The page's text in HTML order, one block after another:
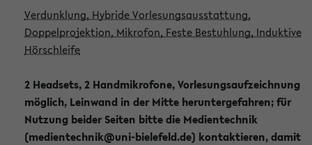
Verdunklung, Hybride Vorlesungsausstattung,
Doppelprojektion, Mikrofon, Feste Bestuhlung, Induktive
Hörschleife
2 Headsets, 2 Handmikrofone, Vorlesungsaufzeichnung
möglich, Leinwand in der Mitte heruntergefahren; für
Nutzung beider Seiten bitte die Medientechnik
(medientechnik@uni-bielefeld.de) kontaktieren, damit